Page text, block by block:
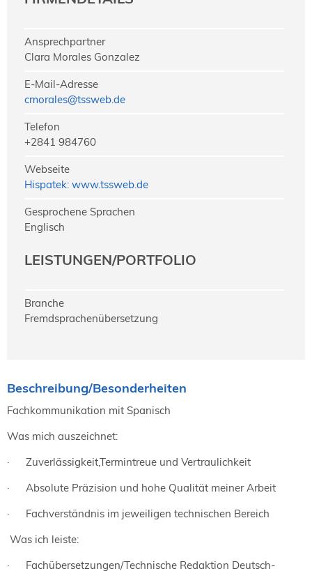
Ansprechpartner
Clara Morales Gonzalez
E-Mail-Adresse
cmorales@tssweb.de
Telefon
+2841 984760
Webseite
Hispatek: www.tssweb.de
Gesprochene Sprachen
Englisch
LEISTUNGEN/PORTFOLIO
Branche
Fremdsprachenübersetzung
Beschreibung/Besonderheiten
Fachkommunikation mit Spanisch
Was mich auszeichnet:
· Zuverlässigkeit,Termintreue und Vertraulichkeit
· Absolute Präzision und hohe Qualität meiner Arbeit
· Fachverständnis im jeweiligen technischen Bereich
Was ich leiste:
· Fachübersetzungen/Technische Redaktion Deutsch-